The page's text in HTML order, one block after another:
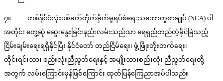
၇။ တစ်နိုင်ငံလုံးပစ်ခတ်တိုက်ခိုက်မှုရပ်စဲရေးသဘောတူစာချုပ် (NCA) ပါ
အတိုင်း တွေ့ဆုံ ဆွေးနွေးခြင်းနည်းလမ်းသည်သာ ရေရှည်တည်တံ့ခိုင်မြဲသည့်
ငြိမ်းချမ်းရေးရရှိနိုင်ပြီး နိုင်ငံတော် တည်ငြိမ်ရေး၊ ဖွံ့ဖြိုးတိုးတက်ရေး၊
တိုင်းရင်းသား စည်းလုံးညီညွတ်ရေးနှင့် အမျိုးသားစည်းလုံး ညီညွတ်ရေးတို့
အတွက် လမ်းကြောင်းမှန်ဖြစ်ကြောင်း ထုတ်ပြန်ကြေညာအပ်ပါသည်။